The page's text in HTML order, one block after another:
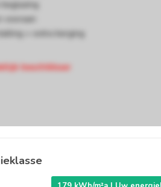
beglazing
vooraan
+ extra berging
beschikbaar